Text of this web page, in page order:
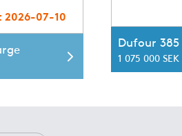
2026-07-10
Dufour
1 075 000 SEK